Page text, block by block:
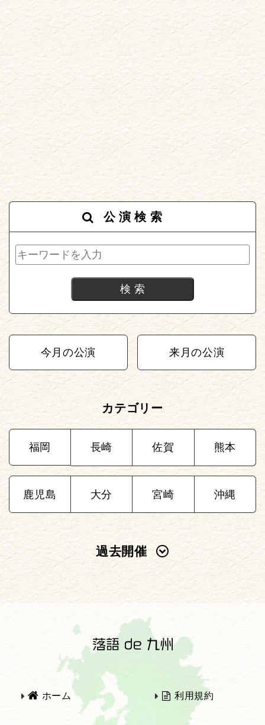
公演検索
今月の公演 来月の公演
カテゴリー
福岡 長崎 佐賀 熊本
鹿児島 大分 宮崎 沖縄
過去開催
2022年
2021年 2020年
ホーム 利用規約